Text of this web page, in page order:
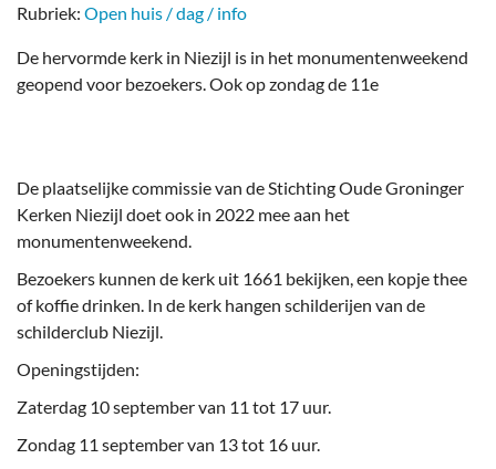
Rubriek: Open huis / dag / info
De hervormde kerk in Niezijl is in het monumentenweekend
geopend voor bezoekers. Ook op zondag de 11e
De plaatselijke commissie van de Stichting Oude Groninger
Kerken Niezijl doet ook in 2022 mee aan het
monumentenweekend.
Bezoekers kunnen de kerk uit 1661 bekijken, een kopje thee
of koffie drinken. In de kerk hangen schilderijen van de
schilderclub Niezijl.
Openingstijden:
Zaterdag 10 september van 11 tot 17 uur.
Zondag 11 september van 13 tot 16 uur.